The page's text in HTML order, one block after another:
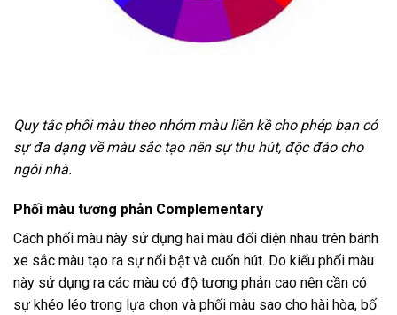
Quy tắc phối màu theo nhóm màu liền kề cho phép bạn có
sự đa dạng về màu sắc tạo nên sự thu hút, độc đáo cho
ngôi nhà.
Phối màu tương phản Complementary
Cách phối màu này sử dụng hai màu đối diện nhau trên bánh
xe sắc màu tạo ra sự nổi bật và cuốn hút. Do kiểu phối màu
này sử dụng ra các màu có độ tương phản cao nên cần có
sự khéo léo trong lựa chọn và phối màu sao cho hài hòa, bố